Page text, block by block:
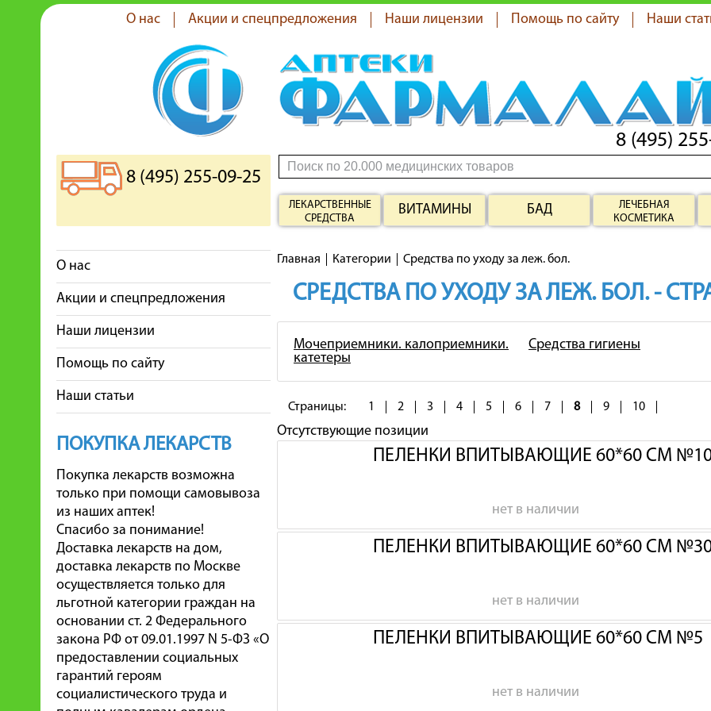
О нас Акции и спецпредложения Наши лицензии Помощь по сайту Наши
8 (495)
8 (495) 255-09-25
ЛЕКАРСТВЕННЫЕ
СРЕДСТВА
ВИТАМИНЫ БАД
ЛЕЧЕБНАЯ
КОСМЕТИКА
О нас
Акции и спецпредложения
Наши лицензии
Помощь по сайту
Наши статьи
ПОКУПКА ЛЕКАРСТВ
Покупка лекарств возможна
только при помощи самовывоза
из наших аптек!
Спасибо за понимание!
Доставка лекарств на дом,
доставка лекарств по Москве
осуществляется только для
льготной категории граждан на
основании ст. 2 Федерального
закона РФ от 09.01.1997 N 5-ФЗ «О
предоставлении социальных
гарантий героям
социалистического труда и
Главная Категории Средства по уходу за леж. бол.
СРЕДСТВА ПО УХОДУ ЗА ЛЕЖ. БОЛ. -
Мочеприемники. калоприемники.
катетеры
Средства гигиены
Страницы: 1 2 3 4 5 6 7 8 9 10
Отсутствующие позиции
ПЕЛЕНКИ ВПИТЫВАЮЩИЕ 60*60 СМ
нет в наличии
ПЕЛЕНКИ ВПИТЫВАЮЩИЕ 60*60 СМ
нет в наличии
ПЕЛЕНКИ ВПИТЫВАЮЩИЕ 60*60 СМ №5
нет в наличии